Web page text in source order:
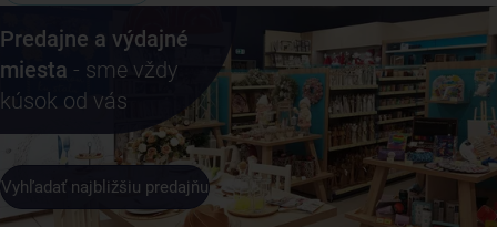
Predajne a výdajné
miesta - sme vždy
kúsok od vás
Vyhľadať najbližšiu predajňu